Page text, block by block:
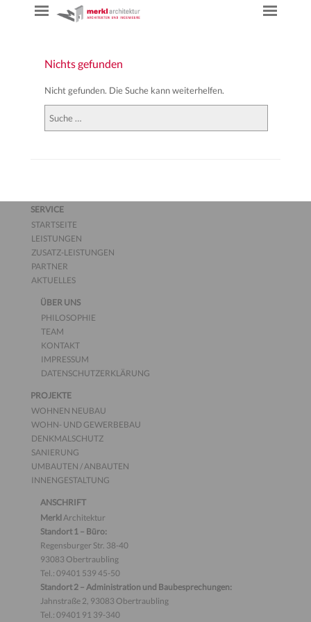
Nichts gefunden
Nicht gefunden. Die Suche kann weiterhelfen.
SERVICE
STARTSEITE
LEISTUNGEN
ZUSATZ-LEISTUNGEN
PARTNER
AKTUELLES
ÜBER UNS
PHILOSOPHIE
TEAM
KONTAKT
IMPRESSUM
DATENSCHUTZERKLÄRUNG
PROJEKTE
WOHNEN NEUBAU
WOHN- UND GEWERBEBAU
DENKMALSCHUTZ
SANIERUNG
UMBAUTEN / ANBAUTEN
INNENGESTALTUNG
ANSCHRIFT
Merkl Architektur
Standort 1 – Büro:
Regensburger Str. 38-40
93083 Obertraubling
Tel.: 09401 539 45-50
Standort 2 – Administration und Baubesprechungen:
Jahnstraße 2, 93083 Obertraubling
Tel.: 09401 91 39-340